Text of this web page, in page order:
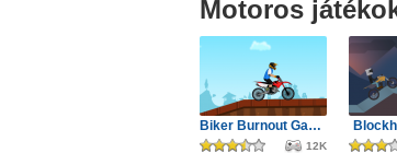
Motoros
Biker Burnout Game
12K